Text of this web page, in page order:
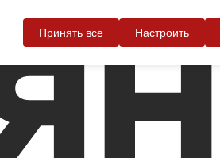
Принять все Настроить